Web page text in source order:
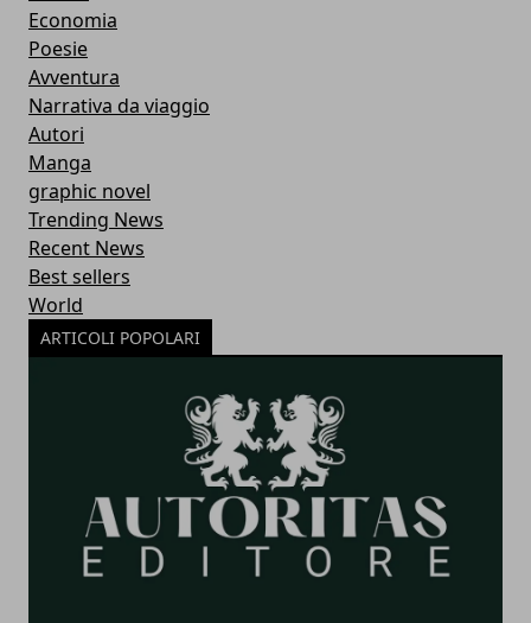
Economia
Poesie
Avventura
Narrativa da viaggio
Autori
Manga
graphic novel
Trending News
Recent News
Best sellers
World
ARTICOLI POPOLARI